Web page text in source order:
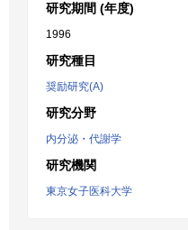
研究期間 (年度)
1996
研究種目
奨励研究(A)
研究分野
内分泌・代謝学
研究機関
東京女子医科大学